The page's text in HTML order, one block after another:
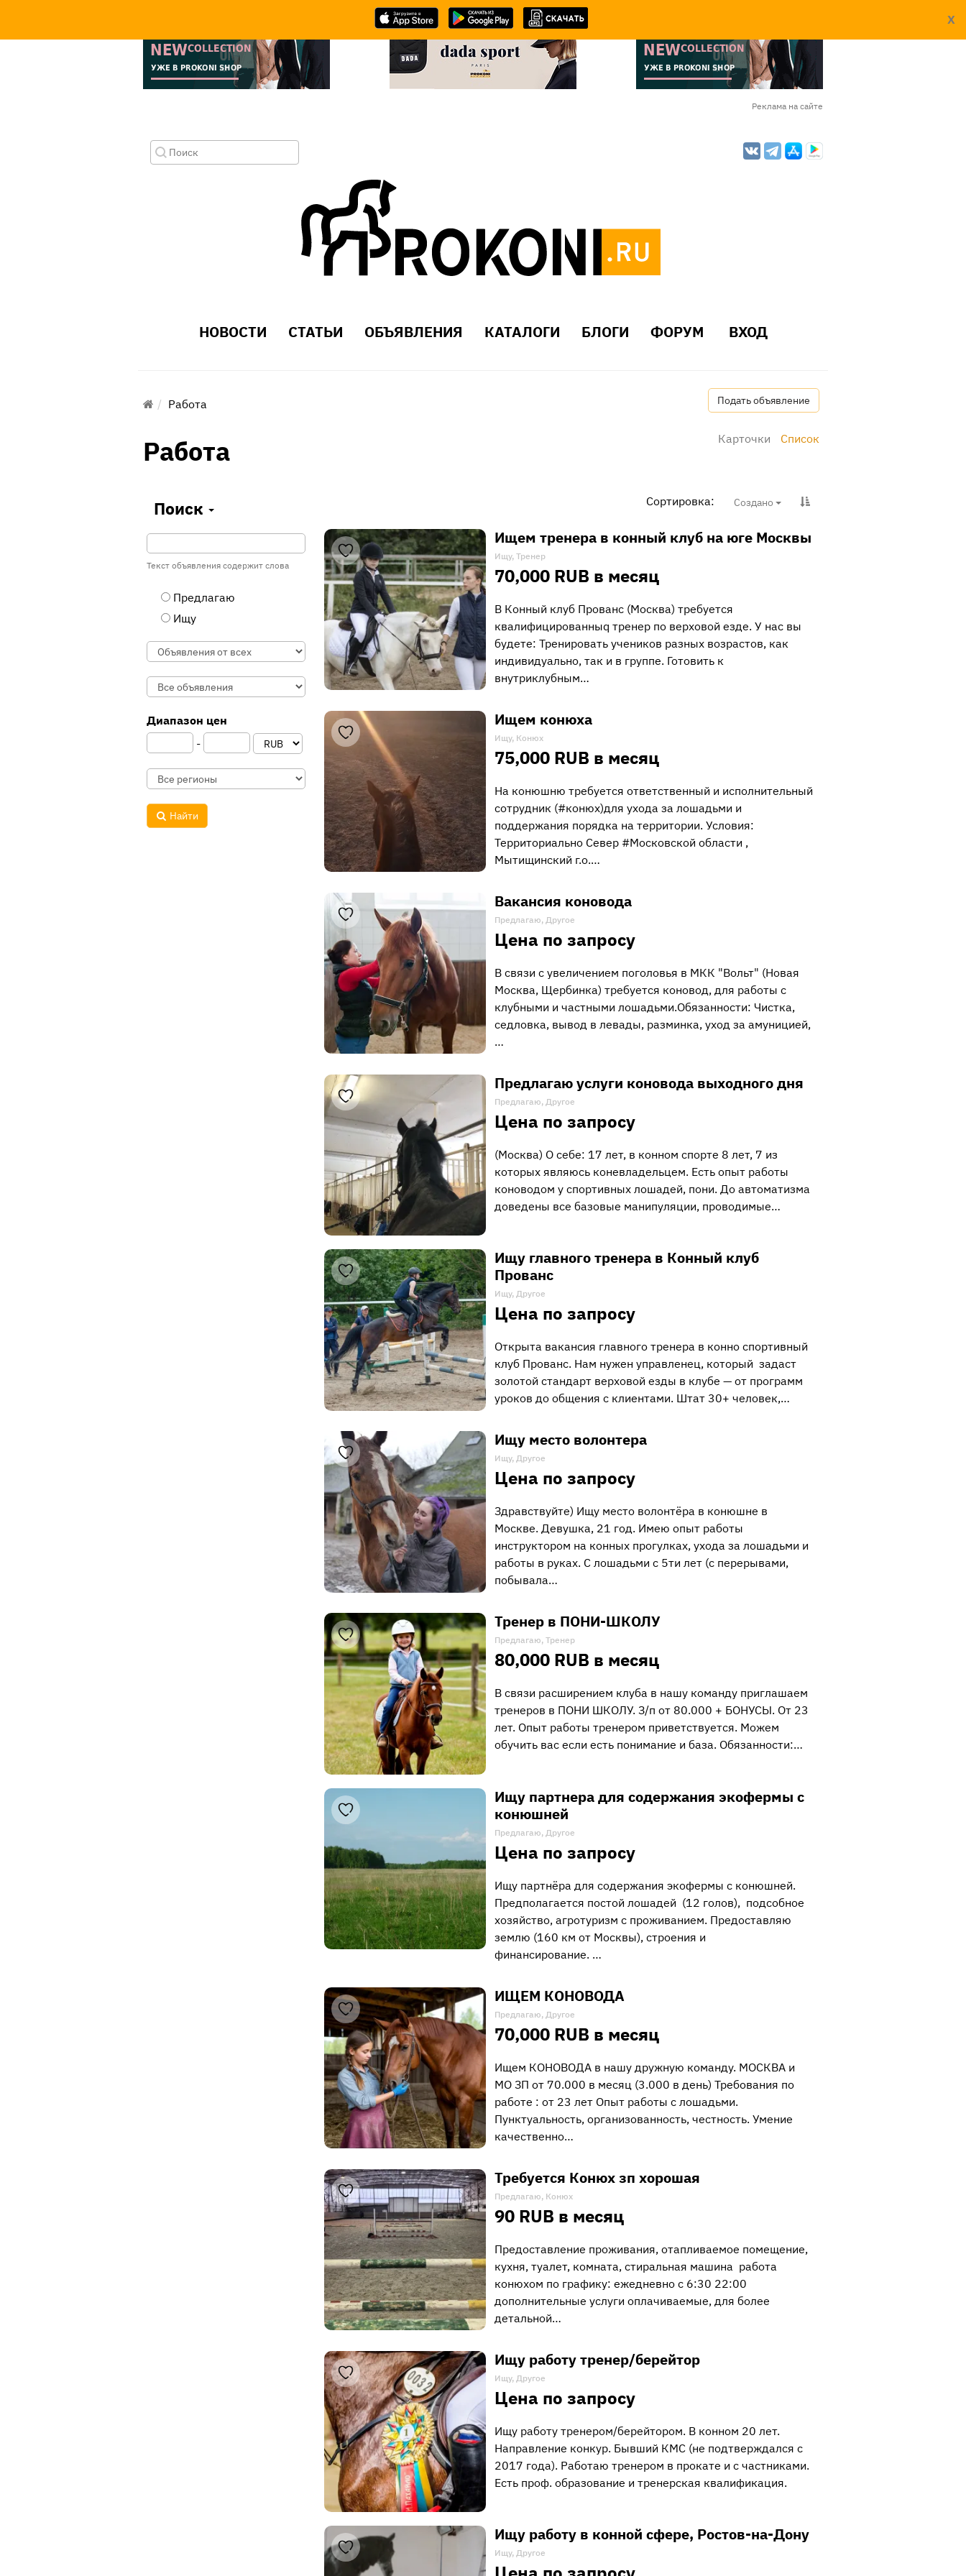
X
Реклама на сайте
НОВОСТИ СТАТЬИ ОБЪЯВЛЕНИЯ КАТАЛОГИ БЛОГИ ФОРУМ ВХОД
Работа Подать объявление
Работа Карточки Список
Поиск
Текст объявления содержит слова
Предлагаю
Ищу
Диапазон цен
-
Найти
Сортировка: Создано
Ищем тренера в конный клуб на юге Москвы
Ищу, Тренер
70,000 RUB в месяц
В Конный клуб Прованс (Москва) требуется
квалифицированныq тренер по верховой езде. У нас вы
будете: Тренировать учеников разных возрастов, как
индивидуально, так и в группе. Готовить к
внутриклубным…
Ищем конюха
Ищу, Конюх
75,000 RUB в месяц
На конюшню требуется ответственный и исполнительный
сотрудник (#конюх)для ухода за лошадьми и
поддержания порядка на территории. Условия:
Территориально Север #Московской области ,
Мытищинский г.о.…
Вакансия коновода
Предлагаю, Другое
Цена по запросу
В связи с увеличением поголовья в МКК "Вольт" (Новая
Москва, Щербинка) требуется коновод, для работы с
клубными и частными лошадьми.Обязанности: Чистка,
седловка, вывод в левады, разминка, уход за амуницией,
…
Предлагаю услуги коновода выходного дня
Предлагаю, Другое
Цена по запросу
(Москва) О себе: 17 лет, в конном спорте 8 лет, 7 из
которых являюсь коневладельцем. Есть опыт работы
коноводом у спортивных лошадей, пони. До автоматизма
доведены все базовые манипуляции, проводимые…
Ищу главного тренера в Конный клуб
Прованс
Ищу, Другое
Цена по запросу
Открыта вакансия главного тренера в конно спортивный
клуб Прованс. Нам нужен управленец, который задаст
золотой стандарт верховой езды в клубе — от программ
уроков до общения с клиентами. Штат 30+ человек,…
Ищу место волонтера
Ищу, Другое
Цена по запросу
Здравствуйте) Ищу место волонтёра в конюшне в
Москве. Девушка, 21 год. Имею опыт работы
инструктором на конных прогулках, ухода за лошадьми и
работы в руках. С лошадьми с 5ти лет (с перерывами,
побывала…
Тренер в ПОНИ-ШКОЛУ
Предлагаю, Тренер
80,000 RUB в месяц
В связи расширением клуба в нашу команду приглашаем
тренеров в ПОНИ ШКОЛУ. З/п от 80.000 + БОНУСЫ. От 23
лет. Опыт работы тренером приветствуется. Можем
обучить вас если есть понимание и база. Обязанности:…
Ищу партнера для содержания экофермы с
конюшней
Предлагаю, Другое
Цена по запросу
Ищу партнёра для содержания экофермы с конюшней.
Предполагается постой лошадей (12 голов), подсобное
хозяйство, агротуризм с проживанием. Предоставляю
землю (160 км от Москвы), строения и
финансирование. …
ИЩЕМ КОНОВОДА
Предлагаю, Другое
70,000 RUB в месяц
Ищем КОНОВОДА в нашу дружную команду. МОСКВА и
МО ЗП от 70.000 в месяц (3.000 в день) Требования по
работе : от 23 лет Опыт работы с лошадьми.
Пунктуальность, организованность, честность. Умение
качественно…
Требуется Конюх зп хорошая
Предлагаю, Конюх
90 RUB в месяц
Предоставление проживания, отапливаемое помещение,
кухня, туалет, комната, стиральная машина работа
конюхом по графику: ежедневно с 6:30 22:00
дополнительные услуги оплачиваемые, для более
детальной…
Ищу работу тренер/берейтор
Ищу, Другое
Цена по запросу
Ищу работу тренером/берейтором. В конном 20 лет.
Направление конкур. Бывший КМС (не подтверждался с
2017 года). Работаю тренером в прокате и с частниками.
Есть проф. образование и тренерская квалификация.
Ищу работу в конной сфере, Ростов-на-Дону
Ищу, Другое